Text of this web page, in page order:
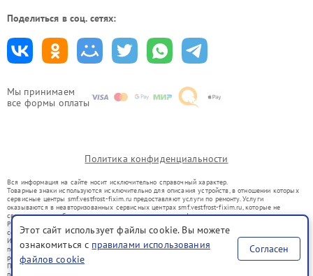
Мы принимаем
все формы оплаты
Поделиться в соц. сетях:
Политика конфиденциальности
Вся информация на сайте носит исключительно справочный характер.
Товарные знаки используются исключительно для описания устройств, в отношении которых
сервисные центры smf.vestfrost-fixim.ru предоставляют услуги по ремонту. Услуги
оказываются в неавторизованных сервисных центрах smf.vestfrost-fixim.ru, которые не
связаны с правообладателями товарных знаков или их официальными представителями.
Ремонт осуществляется для устройств, уже введенных в гражданский оборот в соответствии
со статьей 1487 ГК РФ.
Использование товарных знаков не преследует цели индивидуализации услуг или введения
потребителей в заблуждение, а служит для информирования о предоставляемых услугах по
ремонту техники указанных брендов.
Представленная на сайте информация не является публичной офертой, определяемой
положениями Статьи 437(2) Гражданского кодекса РФ
Этот сайт использует файлы cookie. Вы можете
ознакомиться с правилами использования
файлов cookie
Согласен